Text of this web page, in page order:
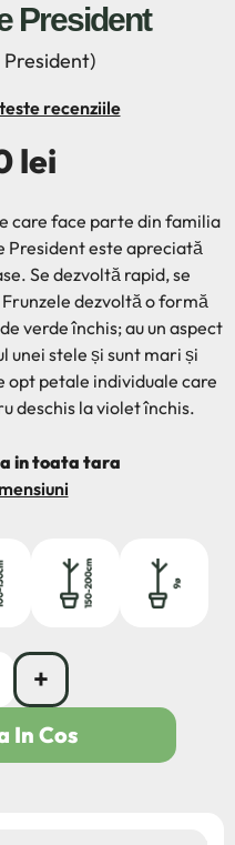
President
recenziile
lei
care face parte din familia
President este apreciată
Se dezvoltă rapid, se
dezvoltă o formă
verde închis; au un aspect
unei stele și sunt mari și
opt petale individuale care
deschis la violet închis.
in toata tara
+
In Cos